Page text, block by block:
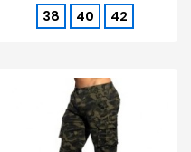
38
40 42